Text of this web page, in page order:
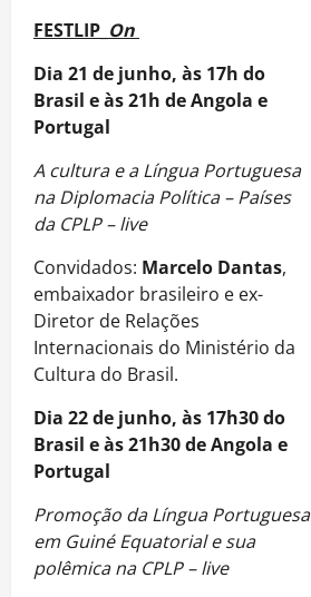
FESTLIP_ On
Dia 21 de junho, às 17h do
Brasil e às 21h de Angola e
Portugal
A cultura e a Língua Portuguesa
na Diplomacia Política – Países
da CPLP – live
Convidados: Marcelo Dantas,
embaixador brasileiro e ex-
Diretor de Relações
Internacionais do Ministério da
Cultura do Brasil.
Dia 22 de junho, às 17h30 do
Brasil e às 21h30 de Angola e
Portugal
Promoção da Língua Portuguesa
em Guiné Equatorial e sua
polêmica na CPLP – live